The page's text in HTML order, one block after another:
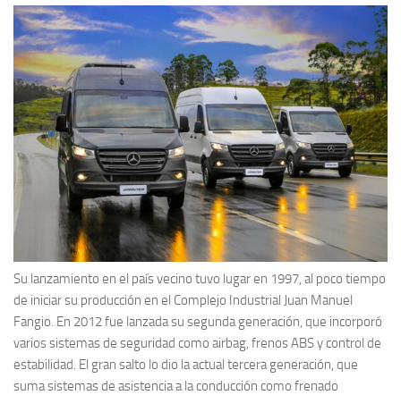
Su lanzamiento en el país vecino tuvo lugar en 1997, al poco tiempo
de iniciar su producción en el Complejo Industrial Juan Manuel
Fangio. En 2012 fue lanzada su segunda generación, que incorporó
varios sistemas de seguridad como airbag, frenos ABS y control de
estabilidad. El gran salto lo dio la actual tercera generación, que
suma sistemas de asistencia a la conducción como frenado